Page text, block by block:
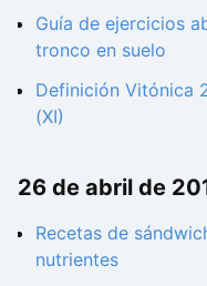
Guía de ejercicios
tronco en suelo
Definición Vitónica
(XI)
26 de abril de
Recetas de
nutrientes